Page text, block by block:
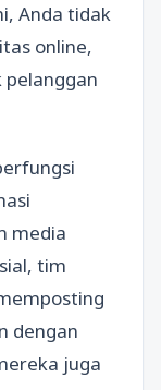
Anda tidak
online,
media
tim
dengan
juga